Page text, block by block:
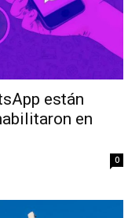
están
en
0